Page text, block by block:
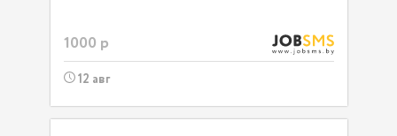
1000 р
12 авг